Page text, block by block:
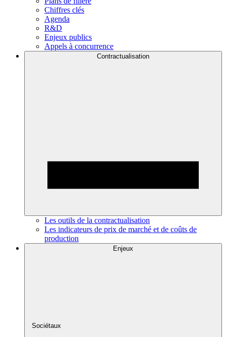
Chiffres clés
Agenda
R&D
Enjeux publics
Appels à concurrence
Contractualisation
Les outils de la contractualisation
Les indicateurs de prix de marché et de coûts de
production
Enjeux
Sociétaux